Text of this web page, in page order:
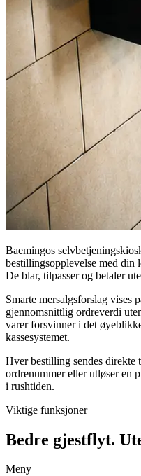
Baemingos
bestillingsopplevelse med din
De blar, tilpasser og betaler
Smarte mersalgsforslag vises
gjennomsnittlig ordreverdi
varer forsvinner i det
kassesystemet.
Hver bestilling sendes
ordrenummer eller utløser en
i rushtiden.
Viktige funksjoner
Bedre gjestflyt.
Meny